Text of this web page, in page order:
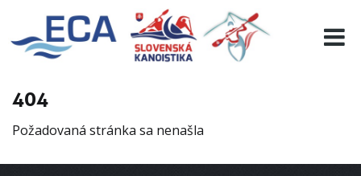
404
Požadovaná stránka sa nenašla
EURO 19
INFO
RESULTS